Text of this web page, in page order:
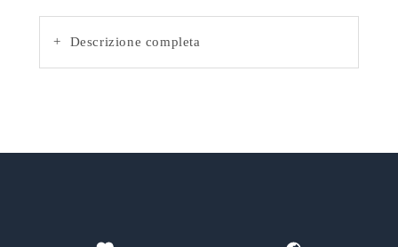
+ Descrizione completa